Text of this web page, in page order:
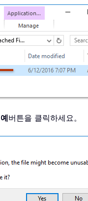
예버튼을 클릭하세요。